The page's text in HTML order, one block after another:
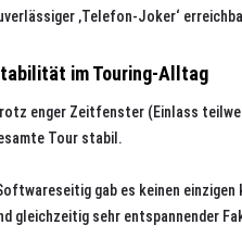
‚Telefon-Joker‘
im Touring-Alltag
enger Zeitfenster (Einlass
Tour stabil.
gab es keinen
gleichzeitig sehr entspannender